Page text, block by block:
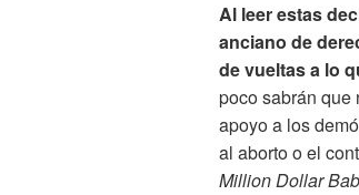
Al leer estas
anciano de
de vueltas a lo
poco sabrán que
apoyo a los
al aborto o el
Million Dollar